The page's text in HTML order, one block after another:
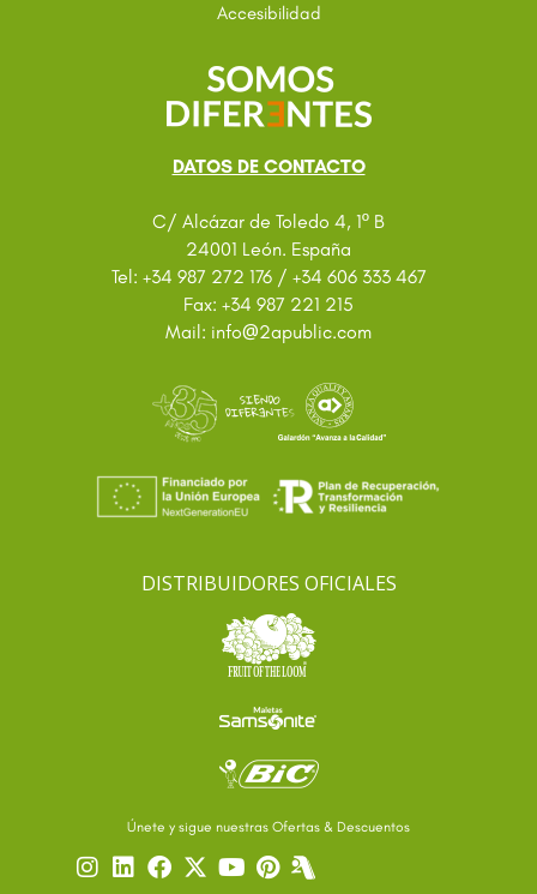
Accesibilidad
DATOS DE CONTACTO
C/ Alcázar de Toledo 4, 1º B
24001 León. España
Tel: +34 987 272 176 / +34 606 333 467
Fax: +34 987 221 215
Mail: info@2apublic.com
DISTRIBUIDORES OFICIALES
Únete y sigue nuestras Ofertas & Descuentos